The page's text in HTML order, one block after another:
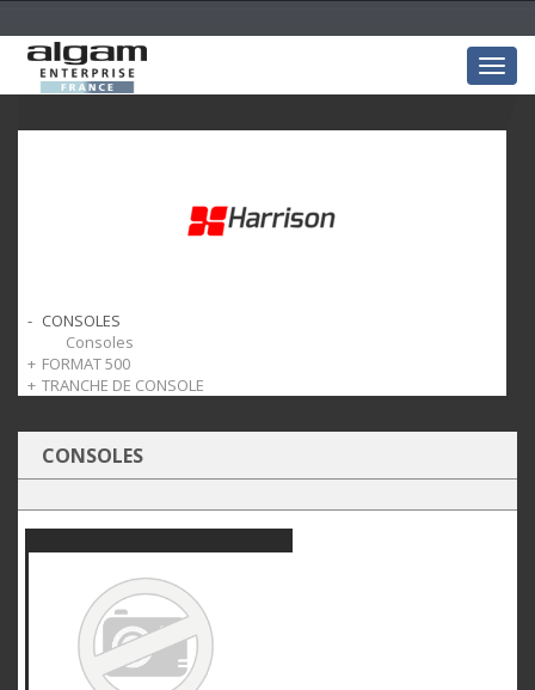
CONSOLES
Consoles
FORMAT 500
Format 500
TRANCHE DE CONSOLE
CONSOLES